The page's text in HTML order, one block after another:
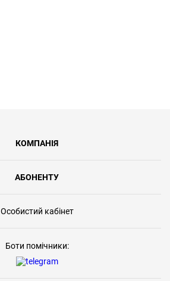
КОМПАНІЯ
АБОНЕНТУ
Особистий кабінет
Боти помічники: